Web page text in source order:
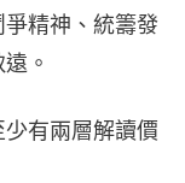
精神、統籌發
。
有兩層解讀價